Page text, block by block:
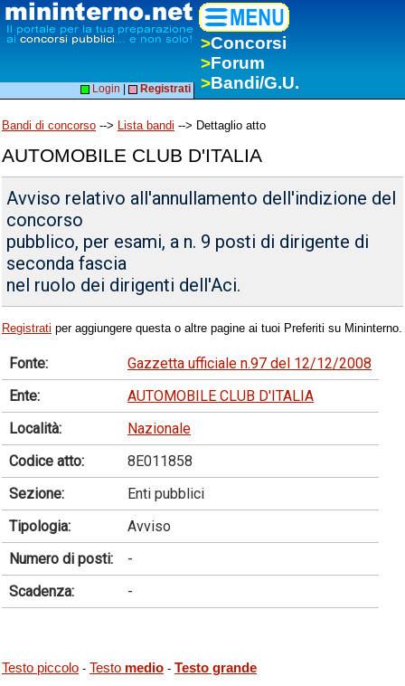
>Concorsi
>Forum
>Bandi/G.U.
Login Registrati
Bandi di concorso --> Lista bandi --> Dettaglio atto
AUTOMOBILE CLUB D'ITALIA
Avviso relativo all'annullamento dell'indizione del
concorso
pubblico, per esami, a n. 9 posti di dirigente di
seconda fascia
nel ruolo dei dirigenti dell'Aci.
Registrati per aggiungere questa o altre pagine ai tuoi Preferiti su Mininterno.
Fonte:
Gazzetta ufficiale n.97 del 12/12/2008
Ente:
AUTOMOBILE CLUB D'ITALIA
Località:
Nazionale
Codice atto:
8E011858
Sezione:
Enti pubblici
Tipologia:
Avviso
Numero di posti:
-
Scadenza:
-
Testo piccolo - Testo medio - Testo grande